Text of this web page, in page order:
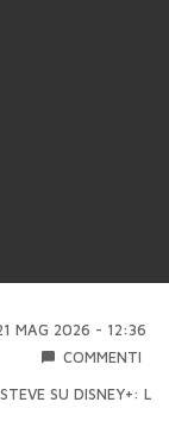
MAG 2026 - 12:36
COMMENTI
SU DISNEY+: